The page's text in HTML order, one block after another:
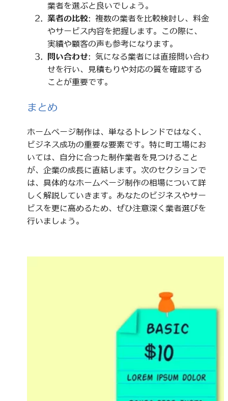
業者を選ぶと良いでしょう。
業者の比較: 複数の業者を比較検討し、料金
やサービス内容を把握します。この際に、
実績や顧客の声も参考になります。
問い合わせ: 気になる業者には直接問い合わ
せを行い、見積もりや対応の質を確認する
ことが重要です。
まとめ
ホームページ制作は、単なるトレンドではなく、
ビジネス成功の重要な要素です。特に町工場にお
いては、自分に合った制作業者を見つけること
が、企業の成長に直結します。次のセクションで
は、具体的なホームページ制作の相場について詳
しく解説していきます。あなたのビジネスやサー
ビスを更に高めるため、ぜひ注意深く業者選びを
行いましょう。